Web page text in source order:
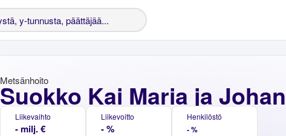
Suokko Kai Maria ja Johan
Metsänhoito
Liikevaihto
- milj. €
Liikevoitto
- %
Henkilöstö
- %